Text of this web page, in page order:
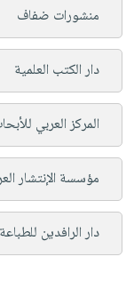
منشورات ضفاف
دار الكتب العلمية
المركز العربي
مؤسسة الإنتشار
دار الرافدين